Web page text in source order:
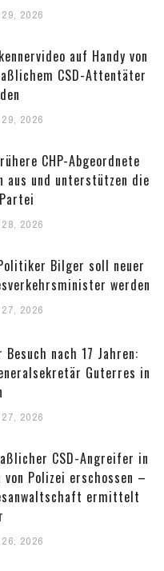
2026
auf Handy von
CSD-Attentäter
2026
CHP-Abgeordnete
aus und unterstützen die
2026
Bilger soll neuer
werden
2026
Besuch nach 17 Jahren:
Guterres in
2026
CSD-Angreifer in
von Polizei erschossen –
ermittelt
2026